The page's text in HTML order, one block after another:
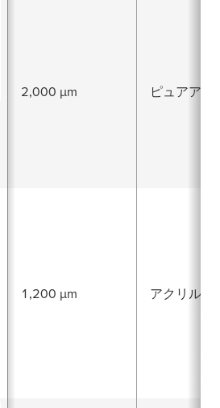
2,000 µm ピュアアク
1,200 µm アクリル系